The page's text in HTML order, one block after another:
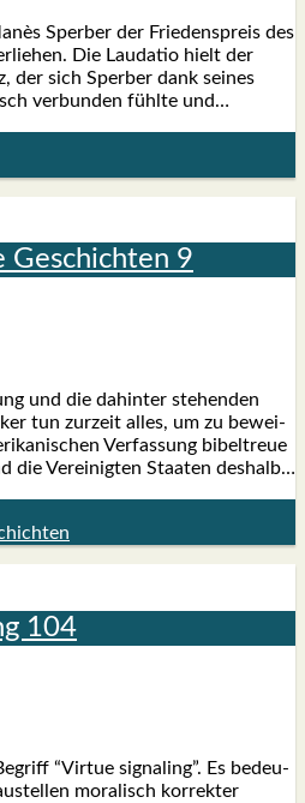
Sper­ber der Frie­dens­preis des
Die Lau­da­tio hielt der
der sich Sper­ber dank sei­nes
ver­bun­den fühl­te und…
Geschich­ten 9
und die dahin­ter ste­hen­den
tun zur­zeit alles, um zu bewei­
Ver­fas­sung bibel­treue
die Ver­ei­nig­ten Staa­ten des­halb…
104
“Vir­tue signal­ing”. Es bedeu­
mora­lisch kor­rek­ter